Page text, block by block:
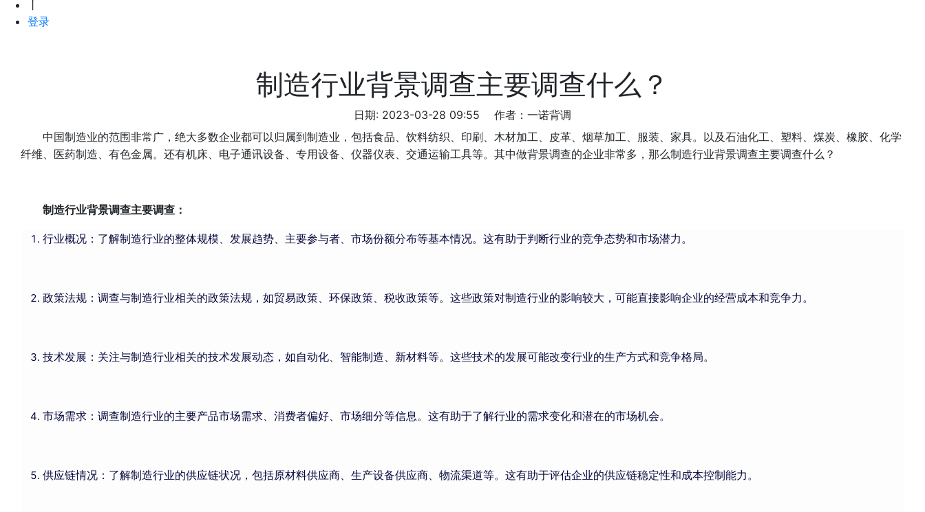
登录
制造行业背景调查主要调查什么？
日期: 2023-03-28 09:55 作者：一诺背调
中国制造业的范围非常广，绝大多数企业都可以归属到制造业，包括食品、饮料纺织、印刷、木材加工、皮革、烟草加工、服装、家具。以及石油化工、塑料、煤炭、橡胶、化学
纤维、医药制造、有色金属。还有机床、电子通讯设备、专用设备、仪器仪表、交通运输工具等。其中做背景调查的企业非常多，那么制造行业背景调查主要调查什么？
制造行业背景调查主要调查：
行业概况：了解制造行业的整体规模、发展趋势、主要参与者、市场份额分布等基本情况。这有助于判断行业的竞争态势和市场潜力。
政策法规：调查与制造行业相关的政策法规，如贸易政策、环保政策、税收政策等。这些政策对制造行业的影响较大，可能直接影响企业的经营成本和竞争力。
技术发展：关注与制造行业相关的技术发展动态，如自动化、智能制造、新材料等。这些技术的发展可能改变行业的生产方式和竞争格局。
市场需求：调查制造行业的主要产品市场需求、消费者偏好、市场细分等信息。这有助于了解行业的需求变化和潜在的市场机会。
供应链情况：了解制造行业的供应链状况，包括原材料供应商、生产设备供应商、物流渠道等。这有助于评估企业的供应链稳定性和成本控制能力。